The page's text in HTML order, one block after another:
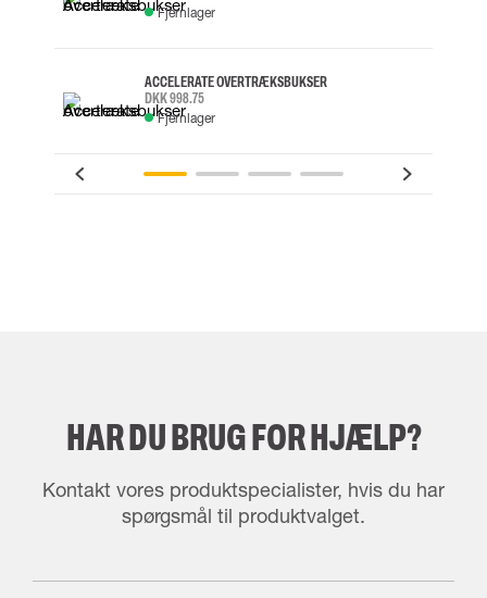
Fjernlager
ACCELERATE OVERTRÆKSBUKSER
DKK 998.75
Fjernlager
HAR DU BRUG FOR HJÆLP?
Kontakt vores produktspecialister, hvis du har
spørgsmål til produktvalget.